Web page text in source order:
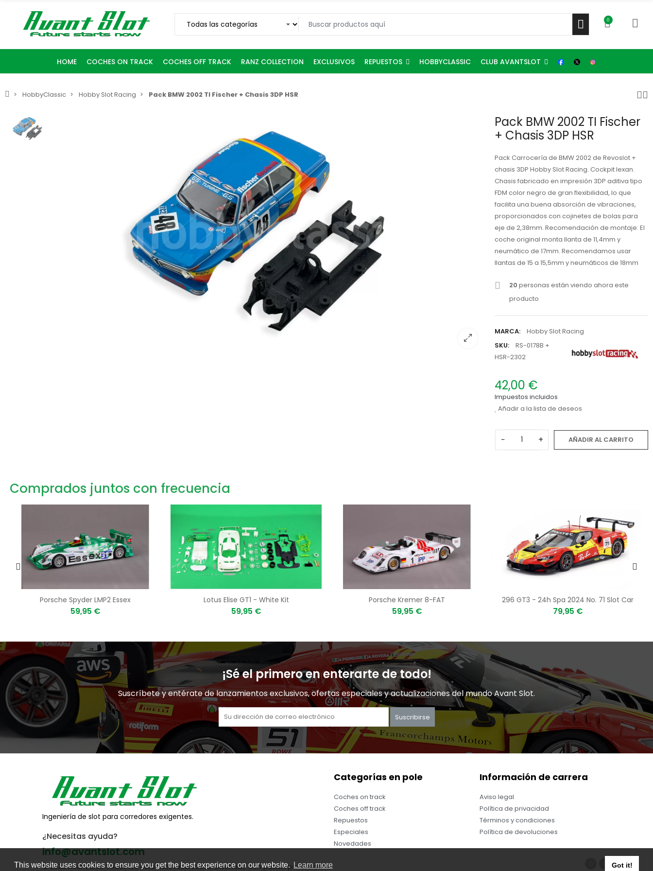
This website uses cookies to ensure you get the best experience on our website. Learn more Got it!
0
HOME COCHES ON TRACK COCHES OFF TRACK RANZ COLLECTION EXCLUSIVOS REPUESTOS HOBBYCLASSIC CLUB AVANTSLOT
HobbyClassic Hobby Slot Racing Pack BMW 2002 TI Fischer + Chasis 3DP HSR
Pack BMW 2002 TI Fischer
+ Chasis 3DP HSR
Pack Carrocería de BMW 2002 de Revoslot +
chasis 3DP Hobby Slot Racing. Cockpit lexan.
Chasis fabricado en impresión 3DP aditiva tipo
FDM color negro de gran flexibilidad, lo que
facilita una buena absorción de vibraciones,
proporcionados con cojinetes de bolas para
eje de 2,38mm. Recomendación de montaje: El
coche original monta llanta de 11,4mm y
neumático de 17mm. Recomendamos usar
llantas de 15 a 15,5mm y neumáticos de 18mm
20 personas están viendo ahora este
producto
MARCA:
Hobby Slot Racing
SKU:
RS-0178B +
HSR-2302
42,00 €
Impuestos incluidos
Añadir a la lista de deseos
− + AÑADIR AL CARRITO
Comprados juntos con frecuencia
Porsche Spyder LMP2 Essex
59,95 €
Lotus Elise GT1 - White Kit
59,95 €
Porsche Kremer 8-FAT
59,95 €
296 GT3 - 24h Spa 2024 No. 71 Slot Car
79,95 €
¡Sé el primero en enterarte de todo!
Suscríbete y entérate de lanzamientos exclusivos, ofertas especiales y actualizaciones del mundo Avant Slot.
Suscribirse
Ingeniería de slot para corredores exigentes.
¿Necesitas ayuda?
info@avantslot.com
Categorías en pole
Coches on track
Coches off track
Repuestos
Especiales
Novedades
Información de carrera
Aviso legal
Política de privacidad
Términos y condiciones
Política de devoluciones
© 2025 Avant Slot. Todos los derechos reservados. Diseñado con pasión por el slot.